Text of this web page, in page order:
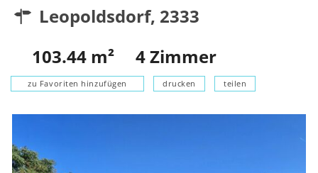
Leopoldsdorf, 2333
103.44 m² 4Zimmer
zu Favoriten hinzufügen drucken teilen